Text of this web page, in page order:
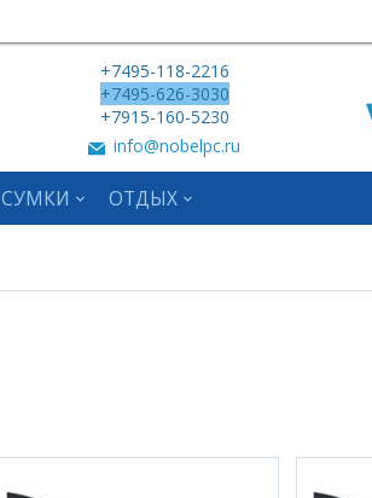
+7495-118-2216
+7495-626-3030
+7915-160-5230
info@nobelpc.ru
СУМКИ ОТДЫХ